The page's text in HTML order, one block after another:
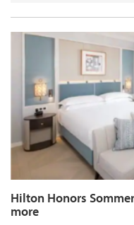
Hilton Honors
more